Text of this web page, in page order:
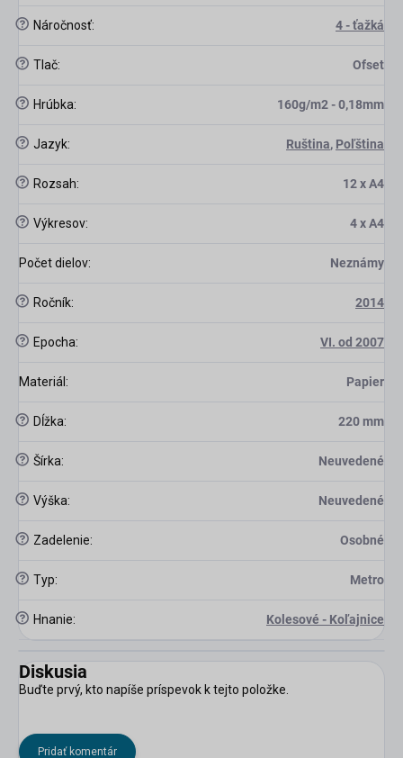
? Náročnosť: 4 - ťažká
? Tlač: Ofset
? Hrúbka: 160g/m2 - 0,18mm
? Jazyk: Ruština, Poľština
? Rozsah: 12 x A4
? Výkresov: 4 x A4
Počet dielov: Neznámy
? Ročník: 2014
? Epocha: VI. od 2007
Materiál : Papier
? Dĺžka: 220 mm
? Šírka: Neuvedené
? Výška: Neuvedené
? Zadelenie: Osobné
? Typ: Metro
? Hnanie: Kolesové - Koľajnice
Diskusia
Buďte prvý, kto napíše príspevok k tejto položke.
Pridať komentár